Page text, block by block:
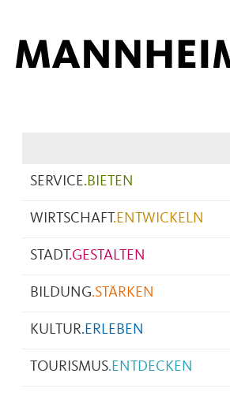
SERVICE.BIETEN
WIRTSCHAFT.ENTWICKELN
STADT.GESTALTEN
BILDUNG.STÄRKEN
KULTUR.ERLEBEN
TOURISMUS.ENTDECKEN